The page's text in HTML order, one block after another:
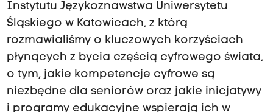
Instytutu Językoznawstwa Uniwersytetu
Śląskiego w Katowicach, z którą
rozmawialiśmy o kluczowych korzyściach
płynących z bycia częścią cyfrowego świata,
o tym, jakie kompetencje cyfrowe są
niezbędne dla seniorów oraz jakie inicjatywy
i programy edukacyjne wspierają ich w